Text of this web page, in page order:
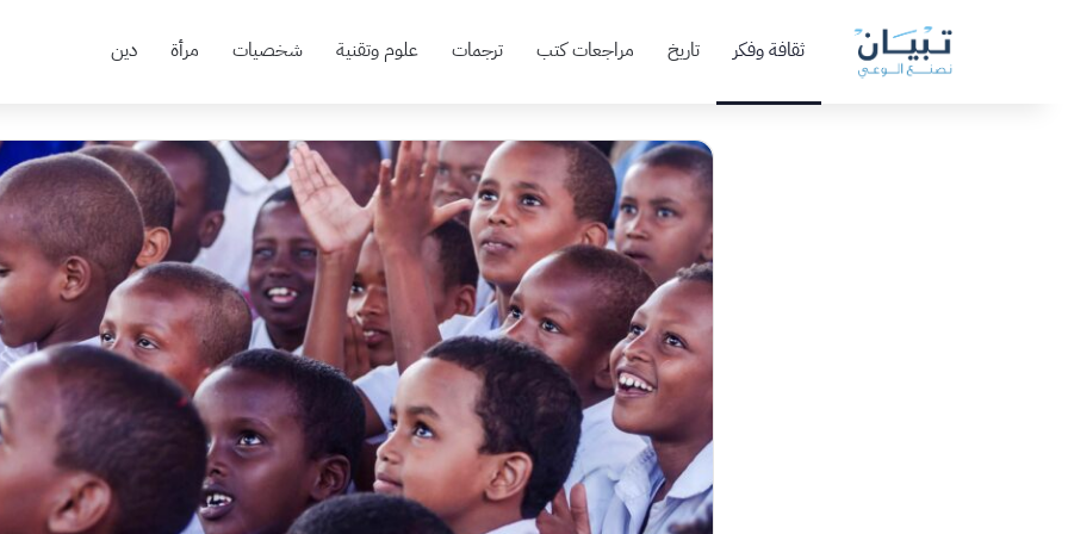
ثقافة وفكر تاريخ مراجعات كتب ترجمات علوم وتقنية شخصيات مرأة دين